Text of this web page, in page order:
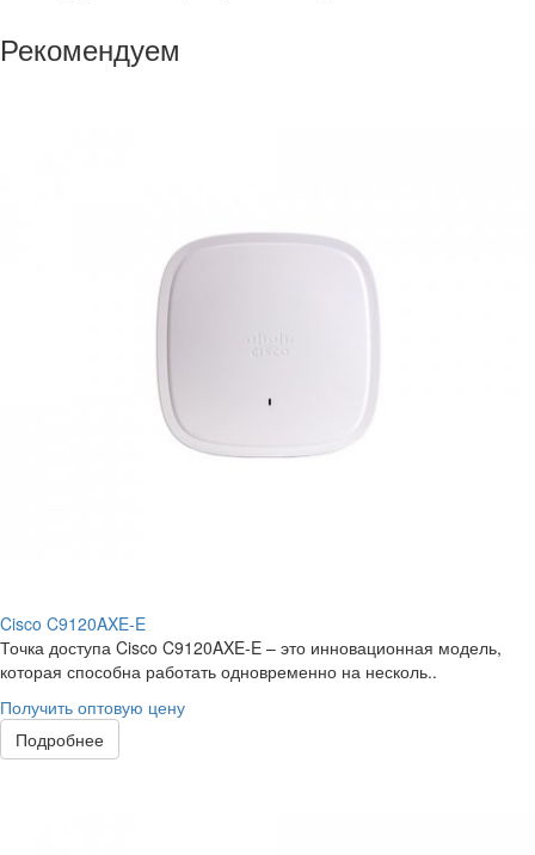
Рекомендуем
Cisco C9120AXE-E
Точка доступа Cisco C9120AXE-E – это инновационная модель,
которая способна работать одновременно на несколь..
Получить оптовую цену
Подробнее